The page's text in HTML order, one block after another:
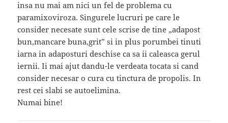
insa nu mai am nici un fel de problema cu
paramixoviroza. Singurele lucruri pe care le
consider necesate sunt cele scrise de tine „adapost
bun,mancare buna,grit” si in plus porumbei tinuti
iarna in adaposturi deschise ca sa ii caleasca gerul
iernii. Ii mai ajut dandu-le verdeata tocata si cand
consider necesar o cura cu tinctura de propolis. In
rest cei slabi se autoelimina.
Numai bine!